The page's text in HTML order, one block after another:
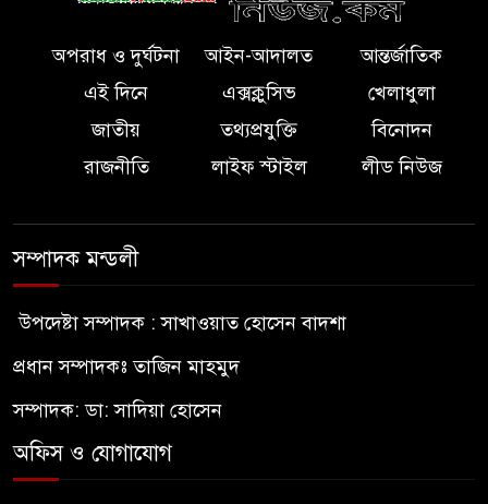
অপরাধ ও দুর্ঘটনা আইন-আদালত
আন্তর্জাতিক
এই দিনে
এক্সক্লুসিভ
খেলাধুলা
জাতীয়
তথ্যপ্রযুক্তি
বিনোদন
রাজনীতি
লাইফ স্টাইল লীড নিউজ
সম্পাদক মন্ডলী
উপদেষ্টা সম্পাদক : সাখাওয়াত হোসেন বাদশা
প্রধান সম্পাদকঃ তাজিন মাহমুদ
সম্পাদক: ডা: সাদিয়া হোসেন
অফিস ও যোগাযোগ